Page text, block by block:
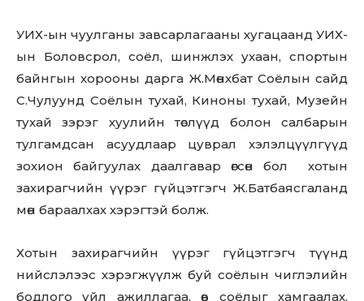
УИХ-ын чуулганы завсарлагааны хугацаанд УИХ-
ын Боловсрол, соёл, шинжлэх ухаан, спортын
байнгын хорооны дарга Ж.Мөнхбат Соёлын сайд
С.Чулуунд Соёлын тухай, Киноны тухай, Музейн
тухай зэрэг хуулийн төслүүд болон салбарын
тулгамдсан асуудлаар цуврал хэлэлцүүлгүүд
зохион байгуулах даалгавар өгсөн бол хотын
захирагчийн үүрэг гүйцэтгэгч Ж.Батбаясгаланд
мөн бараалхах хэрэгтэй болж.
Хотын захирагчийн үүрэг гүйцэтгэгч түүнд
нийслэлээс хэрэгжүүлж буй соёлын чиглэлийн
бодлого үйл ажиллагаа, өв соёлыг хамгаалах,